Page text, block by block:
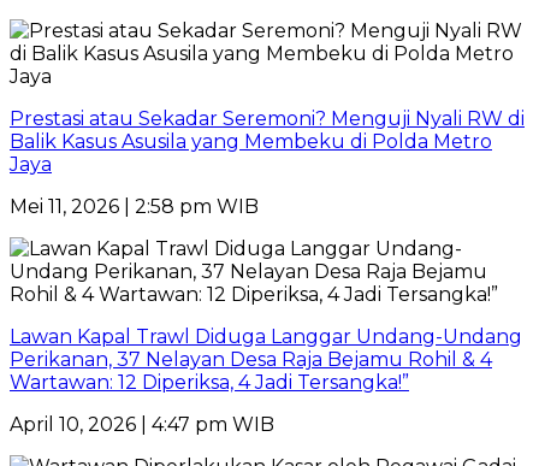
Prestasi atau Sekadar Seremoni? Menguji Nyali RW di
Balik Kasus Asusila yang Membeku di Polda Metro
Jaya
Mei 11, 2026 | 2:58 pm WIB
Lawan Kapal Trawl Diduga Langgar Undang-Undang
Perikanan, 37 Nelayan Desa Raja Bejamu Rohil & 4
Wartawan: 12 Diperiksa, 4 Jadi Tersangka!”
April 10, 2026 | 4:47 pm WIB